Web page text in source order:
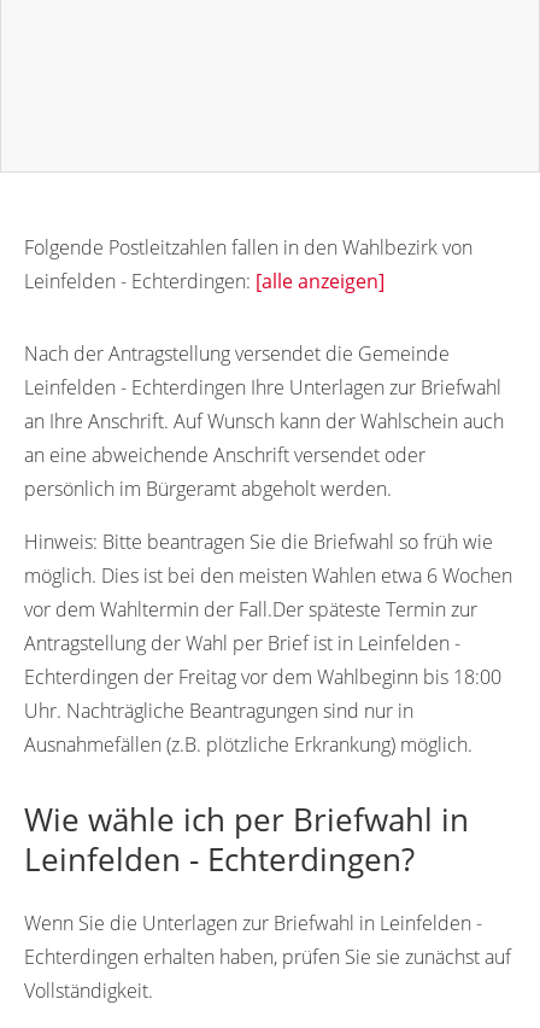
Folgende Postleitzahlen fallen in den Wahlbezirk von
Leinfelden - Echterdingen: [alle anzeigen]
70751 70752 70753 70756 70761
Nach der Antragstellung versendet die Gemeinde
Leinfelden - Echterdingen Ihre Unterlagen zur Briefwahl
an Ihre Anschrift. Auf Wunsch kann der Wahlschein auch
an eine abweichende Anschrift versendet oder
persönlich im Bürgeramt abgeholt werden.
Hinweis: Bitte beantragen Sie die Briefwahl so früh wie
möglich. Dies ist bei den meisten Wahlen etwa 6 Wochen
vor dem Wahltermin der Fall.Der späteste Termin zur
Antragstellung der Wahl per Brief ist in Leinfelden -
Echterdingen der Freitag vor dem Wahlbeginn bis 18:00
Uhr. Nachträgliche Beantragungen sind nur in
Ausnahmefällen (z.B. plötzliche Erkrankung) möglich.
Wie wähle ich per Briefwahl in
Leinfelden - Echterdingen?
Wenn Sie die Unterlagen zur Briefwahl in Leinfelden -
Echterdingen erhalten haben, prüfen Sie sie zunächst auf
Vollständigkeit.